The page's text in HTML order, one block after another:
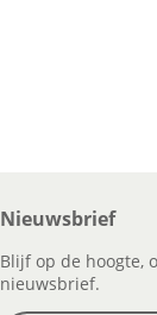
Nieuwsbrief
Blijf op de hoogte,
nieuwsbrief.